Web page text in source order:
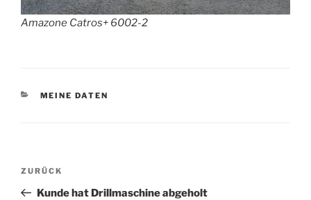
Amazone Catros+ 6002-2
KATEGORIEN
MEINE DATEN
Beitragsnavigation
Vorheriger
Beitrag
ZURÜCK
Kunde hat Drillmaschine abgeholt